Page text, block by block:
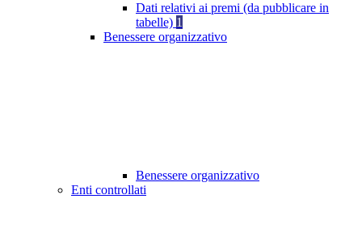
Dati relativi ai premi (da pubblicare in
tabelle) 1
Benessere organizzativo
Benessere organizzativo
Enti controllati